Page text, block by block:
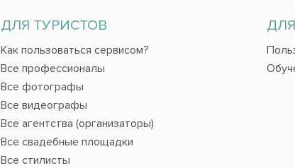
ДЛЯ ТУРИСТОВ
Как пользоваться сервисом?
Все профессионалы
Все фотографы
Все видеографы
Все агентства (организаторы)
Все свадебные площадки
Все стилисты